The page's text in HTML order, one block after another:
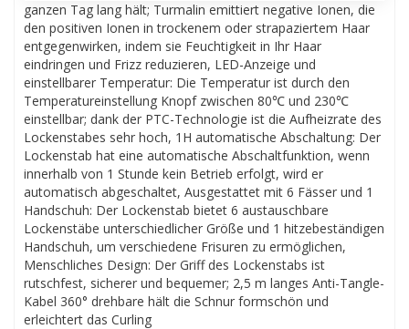
ganzen Tag lang hält; Turmalin emittiert negative Ionen, die
den positiven Ionen in trockenem oder strapaziertem Haar
entgegenwirken, indem sie Feuchtigkeit in Ihr Haar
eindringen und Frizz reduzieren, LED-Anzeige und
einstellbarer Temperatur: Die Temperatur ist durch den
Temperatureinstellung Knopf zwischen 80℃ und 230℃
einstellbar; dank der PTC-Technologie ist die Aufheizrate des
Lockenstabes sehr hoch, 1H automatische Abschaltung: Der
Lockenstab hat eine automatische Abschaltfunktion, wenn
innerhalb von 1 Stunde kein Betrieb erfolgt, wird er
automatisch abgeschaltet, Ausgestattet mit 6 Fässer und 1
Handschuh: Der Lockenstab bietet 6 austauschbare
Lockenstäbe unterschiedlicher Größe und 1 hitzebeständigen
Handschuh, um verschiedene Frisuren zu ermöglichen,
Menschliches Design: Der Griff des Lockenstabs ist
rutschfest, sicherer und bequemer; 2,5 m langes Anti-Tangle-
Kabel 360° drehbare hält die Schnur formschön und
erleichtert das Curling